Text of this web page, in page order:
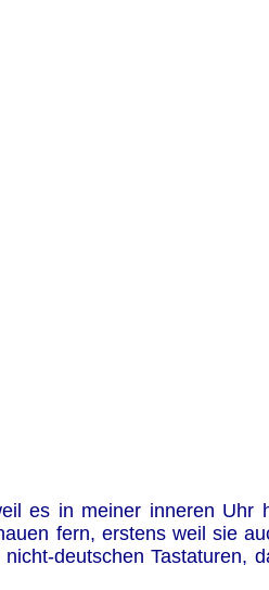
es in meiner inneren Uhr
fern, erstens weil sie
deutschen Tastaturen,